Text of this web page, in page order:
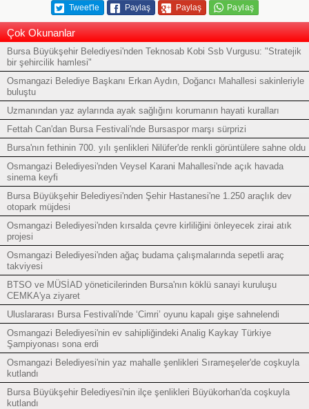
Tweet'le Paylaş Paylaş
Çok Okunanlar
Bursa Büyükşehir Belediyesi'nden Teknosab Kobi Ssb Vurgusu: "Stratejik
bir şehircilik hamlesi"
Osmangazi Belediye Başkanı Erkan Aydın, Doğancı Mahallesi sakinleriyle
buluştu
Uzmanından yaz aylarında ayak sağlığını korumanın hayati kuralları
Fettah Can'dan Bursa Festivali'nde Bursaspor marşı sürprizi
Bursa'nın fethinin 700. yılı şenlikleri Nilüfer'de renkli görüntülere sahne oldu
Osmangazi Belediyesi'nden Veysel Karani Mahallesi'nde açık havada
sinema keyfi
Bursa Büyükşehir Belediyesi'nden Şehir Hastanesi'ne 1.250 araçlık dev
otopark müjdesi
Osmangazi Belediyesi'nden kırsalda çevre kirliliğini önleyecek zirai atık
projesi
Osmangazi Belediyesi'nden ağaç budama çalışmalarında sepetli araç
takviyesi
BTSO ve MÜSİAD yöneticilerinden Bursa'nın köklü sanayi kuruluşu
CEMKA'ya ziyaret
Uluslararası Bursa Festivali'nde ‘Cimri’ oyunu kapalı gişe sahnelendi
Osmangazi Belediyesi'nin ev sahipliğindeki Analig Kaykay Türkiye
Şampiyonası sona erdi
Osmangazi Belediyesi'nin yaz mahalle şenlikleri Sırameşeler'de coşkuyla
kutlandı
Bursa Büyükşehir Belediyesi'nin ilçe şenlikleri Büyükorhan'da coşkuyla
kutlandı